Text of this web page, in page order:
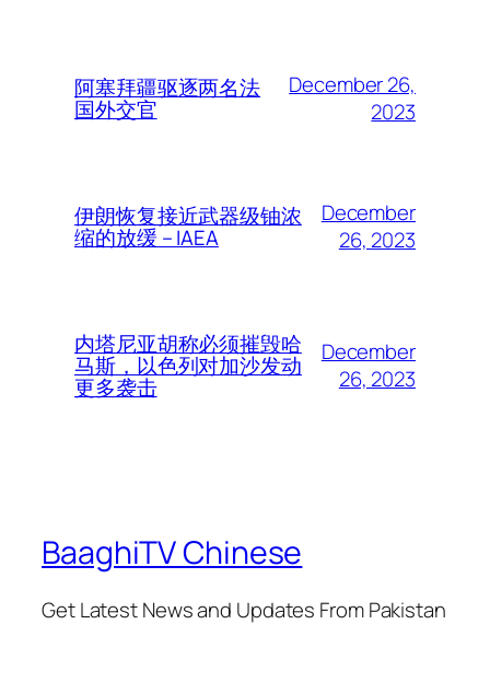
阿塞拜疆驱逐两名法
国外交官
December 26,
2023
伊朗恢复接近武器级铀浓
缩的放缓 – IAEA
December
26, 2023
内塔尼亚胡称必须摧毁哈
马斯，以色列对加沙发动
更多袭击
December
26, 2023
BaaghiTV Chinese
Get Latest News and Updates From Pakistan